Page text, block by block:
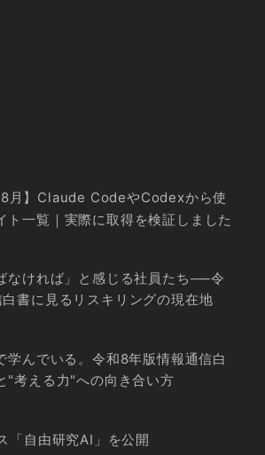
月】Claude CodeやCodexから使
ト一覧｜実際に取得を検証しました
なければ」と感じる社員たち──令
書に見るリスキリングの現在地
学んでいる。令和8年版情報通信白
"考える力"への向き合い方
「自由研究AI」を公開